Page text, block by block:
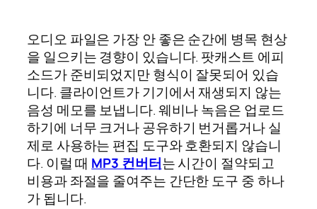
오디오 파일은 가장 안 좋은 순간에 병목 현상
을 일으키는 경향이 있습니다. 팟캐스트 에피
소드가 준비되었지만 형식이 잘못되어 있습
니다. 클라이언트가 기기에서 재생되지 않는
음성 메모를 보냅니다. 웨비나 녹음은 업로드
하기에 너무 크거나 공유하기 번거롭거나 실
제로 사용하는 편집 도구와 호환되지 않습니
다. 이럴 때 MP3 컨버터는 시간이 절약되고
비용과 좌절을 줄여주는 간단한 도구 중 하나
가 됩니다.